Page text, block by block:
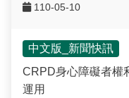
利益衝突迴避揭露
110-05-10
中文版_新聞快訊
CRPD身心障礙者權
運用